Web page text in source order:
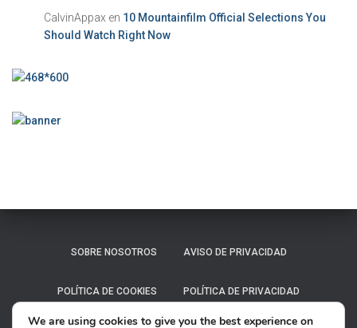
CalvinAppax en 10 Mountainfilm Official Selections You
Should Watch Right Now
SOBRE NOSOTROS AVISO DE PRIVACIDAD
POLÍTICA DE COOKIES POLÍTICA DE PRIVACIDAD
We are using cookies to give you the best experience on